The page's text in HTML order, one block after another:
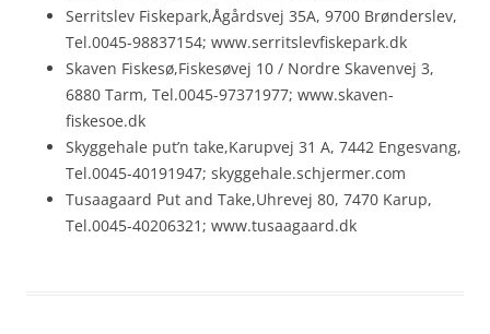
Serritslev Fiskepark,Ågårdsvej 35A, 9700 Brønderslev,
Tel.0045-98837154; www.serritslevfiskepark.dk
Skaven Fiskesø,Fiskesøvej 10 / Nordre Skavenvej 3,
6880 Tarm, Tel.0045-97371977; www.skaven-
fiskesoe.dk
Skyggehale put’n take,Karupvej 31 A, 7442 Engesvang,
Tel.0045-40191947; skyggehale.schjermer.com
Tusaagaard Put and Take,Uhrevej 80, 7470 Karup,
Tel.0045-40206321; www.tusaagaard.dk